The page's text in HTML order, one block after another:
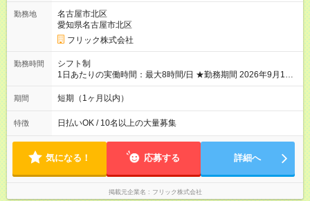
勤務地
名古屋市北区
愛知県名古屋市北区
フリック株式会社
勤務時間
シフト制
1日あたりの実働時間：最大8時間/日 ★勤務期間 2026年9月16日
~2026年10月23日 短期勤務OK! 期間中フル勤務できる方優遇 ※
週3~5日勤務(勤務日数応相談) ※期間前から勤務スタートも可能
※夜勤シフトあり
期間 短期（1ヶ月以内）
特徴 日払いOK / 10名以上の大量募集
気になる！ 応募する 詳細へ
掲載元企業名 フリック株式会社